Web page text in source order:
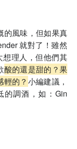
的風味，但如果真
就對了！雖然
想理人，但他們其
酸的還是甜的？果
的？ 小編建議，
調酒，如： Gin